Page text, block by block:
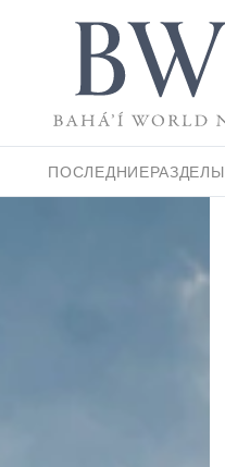
ПОСЛЕДНИЕРАЗДЕЛЫ